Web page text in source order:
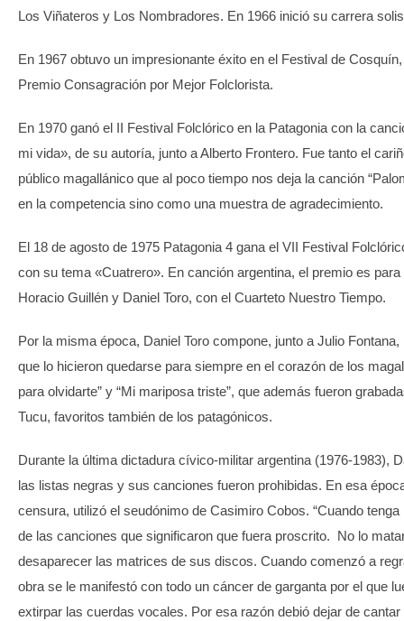
Los Viñateros y Los Nombradores. En 1966 inició su carrera
En 1967 obtuvo un impresionante éxito en el Festival de
Premio Consagración por Mejor Folclorista.
En 1970 ganó el II Festival Folclórico en la Patagonia con la
mi vida», de su autoría, junto a Alberto Frontero. Fue tanto el
público magallánico que al poco tiempo nos deja la canción
en la competencia sino como una muestra de agradecimiento.
El 18 de agosto de 1975 Patagonia 4 gana el VII Festival
con su tema «Cuatrero». En canción argentina, el premio es
Horacio Guillén y Daniel Toro, con el Cuarteto Nuestro Tiempo.
Por la misma época, Daniel Toro compone, junto a Julio
que lo hicieron quedarse para siempre en el corazón de los
para olvidarte” y “Mi mariposa triste”, que además fueron
Tucu, favoritos también de los patagónicos.
Durante la última dictadura cívico-militar argentina (1976-1983),
las listas negras y sus canciones fueron prohibidas. En esa
censura, utilizó el seudónimo de Casimiro Cobos. “Cuando tenga
de las canciones que significaron que fuera proscrito. No lo
desaparecer las matrices de sus discos. Cuando comenzó a
obra se le manifestó con todo un cáncer de garganta por el que
extirpar las cuerdas vocales. Por esa razón debió dejar de